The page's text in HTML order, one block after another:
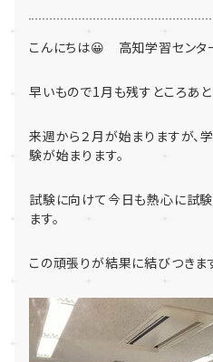
こんにちは😀 高知学習センタ
早いもので1月も残すところあと
来週から２月が始まりますが、
験が始まります。
試験に向けて今日も熱心に試
ます。
この頑張りが結果に結びつきま